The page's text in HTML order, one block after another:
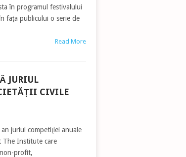
în programul festivalului
fața publicului o serie de
Read More
JURIUL
CIVILE
juriul competiţiei anuale
The Institute care
profit,